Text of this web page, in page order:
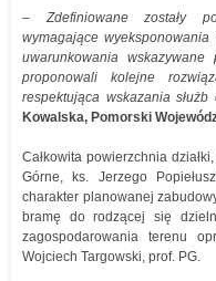
– Zdefiniowane zostały
wymagające
uwarunkowania
proponowali kolejne
respektująca wskazania służb
Kowalska, Pomorski
Całkowita powierzchnia
Górne, ks. Jerzego
charakter planowanej
bramę do rodzącej się
zagospodarowania terenu
Wojciech Targowski, prof. PG.